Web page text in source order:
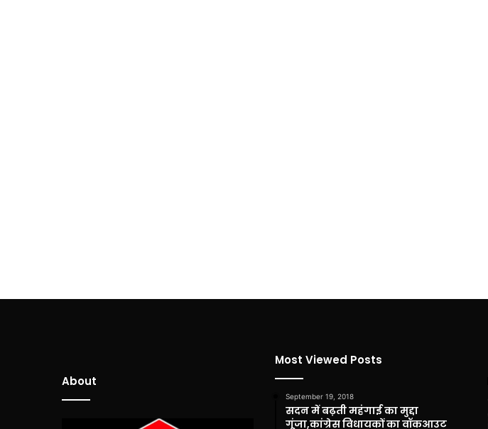
About
Most Viewed Posts
September 19, 2018
सदन में बढ़ती महंगाई का मुद्दा
गूंजा,कांग्रेस विधायकों का वॉकआउट